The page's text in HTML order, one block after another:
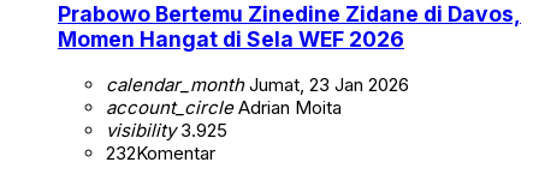
Prabowo Bertemu Zinedine Zidane di Davos,
Momen Hangat di Sela WEF 2026
calendar_monthJumat, 23 Jan 2026
account_circleAdrian Moita
visibility3.925
232Komentar